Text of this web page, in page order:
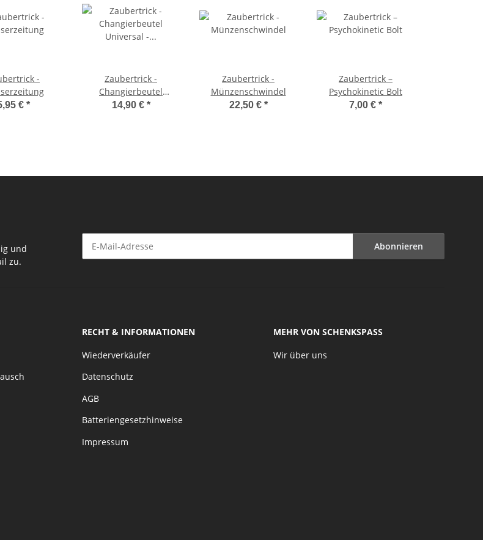
-
€ *
Zaubertrick -
Changierbeutel
Universal -
14,90 € *
Zaubertrick -
Münzenschwindel
22,50 € *
Zaubertrick –
Psychokinetic Bolt
7,00 € *
und
zu.
Abonnieren
RECHT & INFORMATIONEN
Wiederverkäufer
Datenschutz
AGB
Batteriengesetzhinweise
Impressum
MEHR VON SCHENKSPASS
Wir über uns